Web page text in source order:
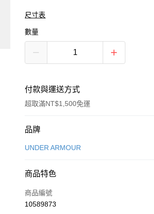
尺寸表
數量
付款與運送方式
超取滿NT$1,500免運
付款方式
信用卡一次付款
合作金庫商業銀行
華南商業銀行
LINE Pay
品牌
UNDER ARMOUR
商品特色
商品編號
10589873